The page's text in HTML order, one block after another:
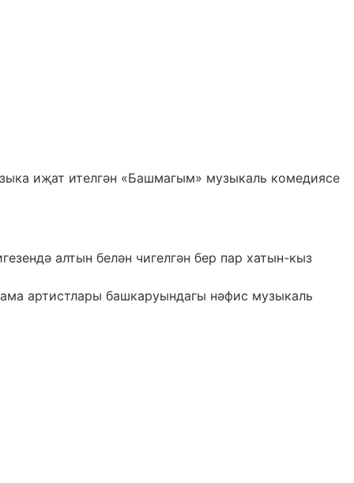
иҗат ителгән «Башмагым» музыкаль комедиясе
алтын белән чигелгән бер пар хатын-кыз
артистлары башкаруындагы нәфис музыкаль